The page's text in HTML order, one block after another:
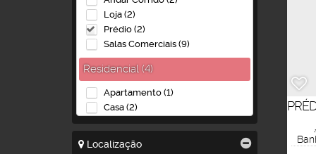
Loja (2)
Prédio (2)
Salas Comerciais (9)
Residencial (4)
Apartamento (1)
Casa (2)
Casa de Condomínio (1)
Industrial (2)
Localização